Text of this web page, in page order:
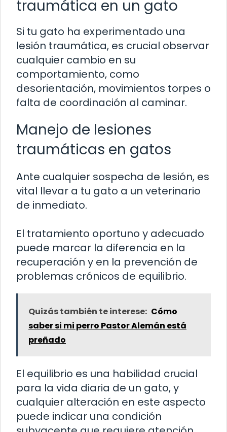
traumática en un gato
Si tu gato ha experimentado una
lesión traumática, es crucial observar
cualquier cambio en su
comportamiento, como
desorientación, movimientos torpes o
falta de coordinación al caminar.
Manejo de lesiones
traumáticas en gatos
Ante cualquier sospecha de lesión, es
vital llevar a tu gato a un veterinario
de inmediato.
El tratamiento oportuno y adecuado
puede marcar la diferencia en la
recuperación y en la prevención de
problemas crónicos de equilibrio.
Quizás también te interese: Cómo
saber si mi perro Pastor Alemán está
preñado
El equilibrio es una habilidad crucial
para la vida diaria de un gato, y
cualquier alteración en este aspecto
puede indicar una condición